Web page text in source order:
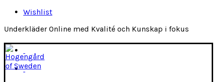
Wishlist
Underkläder Online med Kvalité och Kunskap i fokus